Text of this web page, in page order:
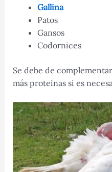
Gallina
Patos
Gansos
Codornices
Se debe de
más proteínas si es